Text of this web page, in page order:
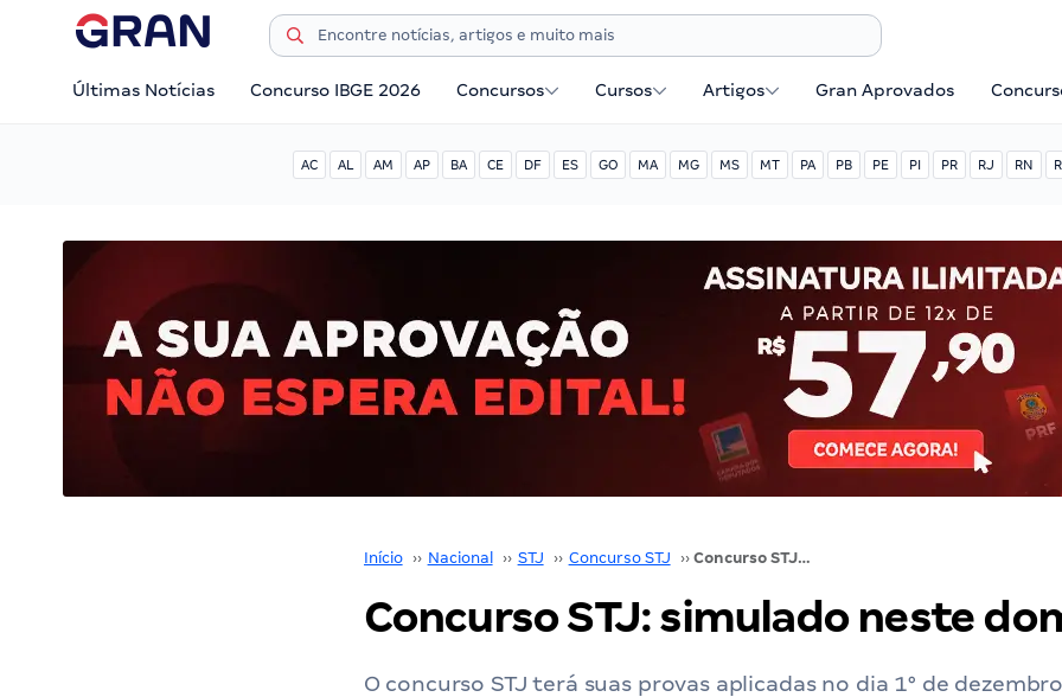
Últimas Notícias Concurso IBGE 2026 Concursos Cursos Artigos Gran Aprovados
AC AL AM AP BA CE DF ES GO MA MG MS MT PA PB PE PI PR RJ RN
Início ›› Nacional ›› STJ ›› Concurso STJ ›› Concurso STJ: simulado neste domingo!
Concurso STJ: simulado neste
O concurso STJ terá suas provas aplicadas no dia 1° de